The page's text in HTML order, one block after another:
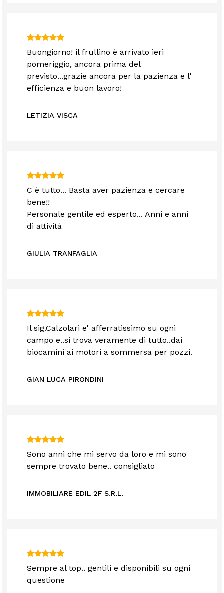
Buongiorno! il frullino è arrivato ieri
pomeriggio, ancora prima del
previsto...grazie ancora per la pazienza e l'
efficienza e buon lavoro!
LETIZIA VISCA
C è tutto... Basta aver pazienza e cercare
bene!!
Personale gentile ed esperto... Anni e anni
di attività
GIULIA TRANFAGLIA
Il sig.Calzolari e' afferratissimo su ogni
campo e..si trova veramente di tutto..dai
biocamini ai motori a sommersa per pozzi.
GIAN LUCA PIRONDINI
Sono anni che mi servo da loro e mi sono
sempre trovato bene.. consigliato
IMMOBILIARE EDIL 2F S.R.L.
Sempre al top.. gentili e disponibili su ogni
questione